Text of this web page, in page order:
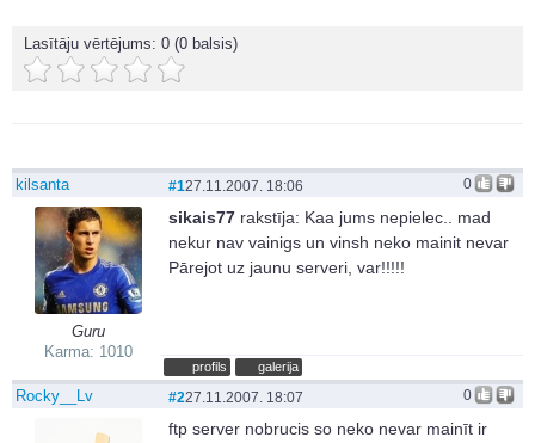
Lasītāju vērtējums: 0 (0 balsis)
kilsanta
Guru
Karma: 1010
0
#127.11.2007. 18:06
sikais77 rakstīja: Kaa jums nepielec.. mad
nekur nav vainigs un vinsh neko mainit nevar
Pārejot uz jaunu serveri, var!!!!!
profils galerija
Rocky__Lv 0
#227.11.2007. 18:07
ftp server nobrucis so neko nevar mainīt ir